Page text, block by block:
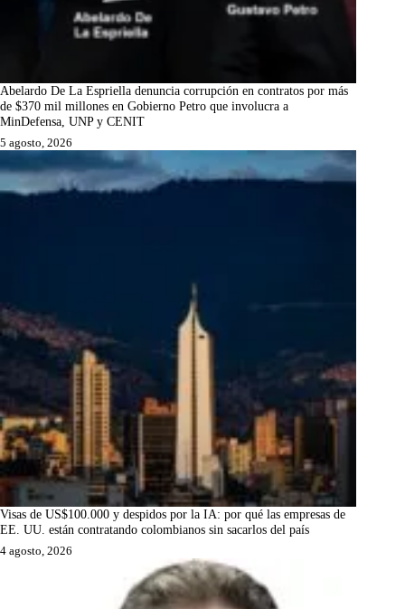
Abelardo De La Espriella denuncia corrupción en contratos por más
de $370 mil millones en Gobierno Petro que involucra a
MinDefensa, UNP y CENIT
5 agosto, 2026
Visas de US$100.000 y despidos por la IA: por qué las empresas de
EE. UU. están contratando colombianos sin sacarlos del país
4 agosto, 2026